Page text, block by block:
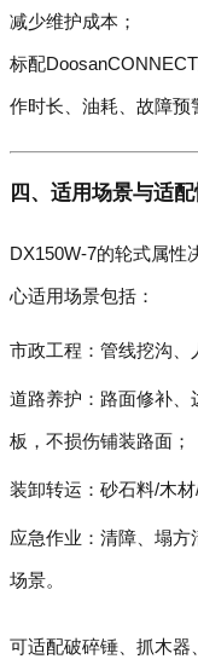
减少维护成本；
标配
作时长、油耗、故障预
四、适用场景与适
DX150W-7的轮式属性
心适用场景包括：
市政工程：管线挖沟、
道路养护：路面修补
板，不损伤铺装路面；
装卸转运：砂石料/木
应急作业：清障、塌
场景。
可适配破碎锤、抓木器